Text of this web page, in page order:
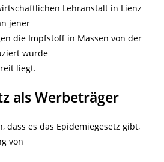
Lehranstalt in Lienz
jener
die Impfstoff in Massen von der
wurde
liegt.
als Werbeträger
dass es das Epidemiegesetz gibt,
von